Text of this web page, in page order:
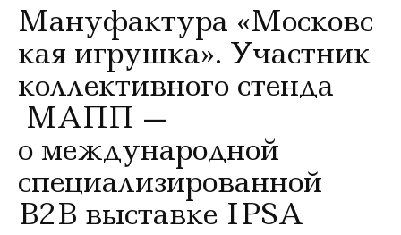
Мануфактура «Московс
кая игрушка». Участник
коллективного стенда
МАПП —
о международной
специализированной
B2B выставке IPSA